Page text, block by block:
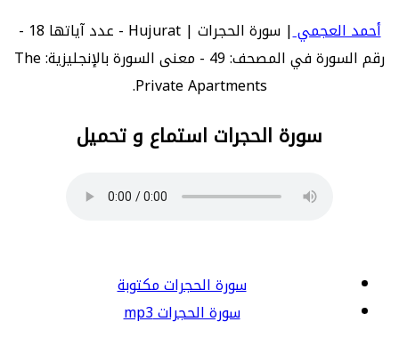
أحمد العجمي
| سورة الحجرات | Hujurat - عدد آياتها 18 -
رقم السورة في المصحف: 49 - معنى السورة بالإنجليزية: The
Private Apartments.
سورة الحجرات استماع و تحميل
سورة الحجرات مكتوبة
سورة الحجرات mp3